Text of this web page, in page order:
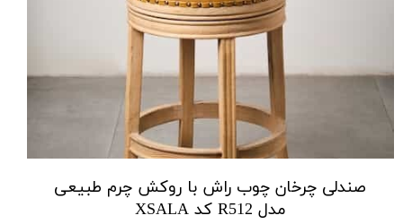
صندلی چرخان چوب راش با روکش چرم طبیعی
مدل R512 کد XSALA